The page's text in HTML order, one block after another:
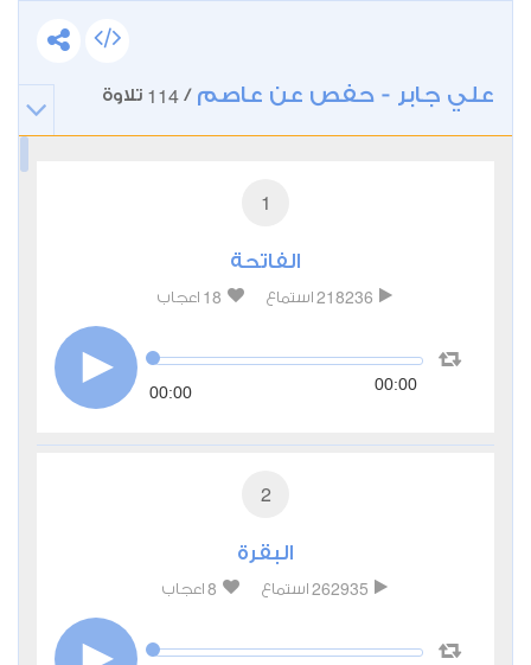
علي جابر - حفص عن عاصم /
114 تلاوة
1
الفاتحة
218236 استماع 18 اعجاب
00:00 00:00
2
البقرة
262935 استماع 8 اعجاب